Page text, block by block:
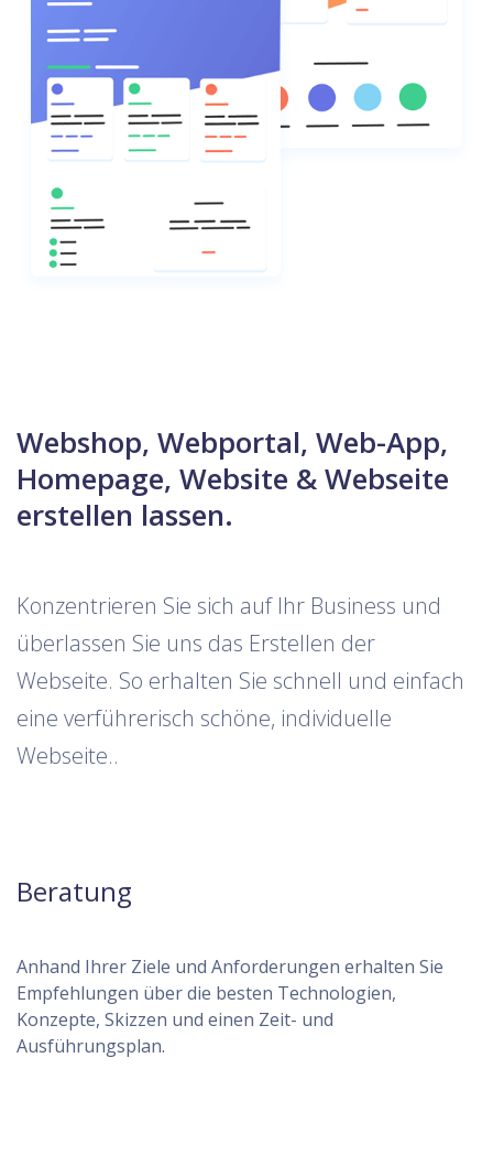
Webshop, Webportal, Web-App,
Homepage, Website & Webseite
erstellen lassen.
Konzentrieren Sie sich auf Ihr Business und
überlassen Sie uns das Erstellen der
Webseite. So erhalten Sie schnell und einfach
eine verführerisch schöne, individuelle
Webseite..
Beratung
Anhand Ihrer Ziele und Anforderungen erhalten Sie
Empfehlungen über die besten Technologien,
Konzepte, Skizzen und einen Zeit- und
Ausführungsplan.